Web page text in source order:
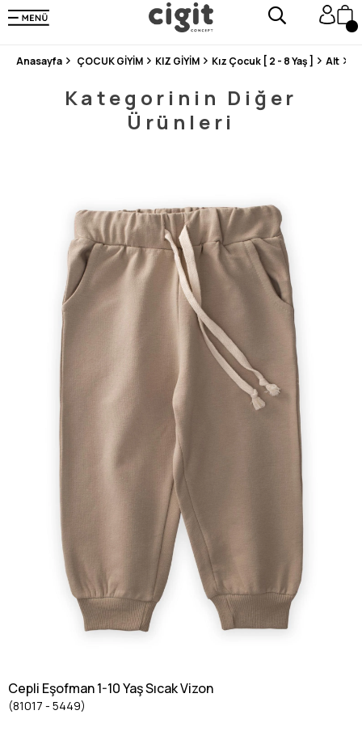
250.000'DEN FAZLA DEĞERLENDİRMEDE 5 ÜZERİNDEN 4.8 PUAN ALDI ⭐⭐⭐⭐⭐
3 MİLYONDAN FAZLA MUTLU MÜŞTERİ ❤️ 10 MİLYON ÜRÜN
Anasayfa ÇOCUK GİYİM KIZ GİYİM Kız Çocuk [ 2 - 8 Yaş ] Alt
Kategorinin Diğer
Ürünleri
Cepli Eşofman 1-10 Yaş Sıcak Vizon
(81017 - 5449)